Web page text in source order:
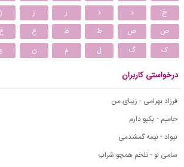
خ
د ذ ر ز ژ
ص
ض ط ظ ع غ
ک
گ ل م ن و
درخواستی کاربران
فرزاد بهرامی - زیبای من
حامیم - یکیو دارم
نیواد - نیمه گمشدمی
سامی لو - تلخم همچو شراب